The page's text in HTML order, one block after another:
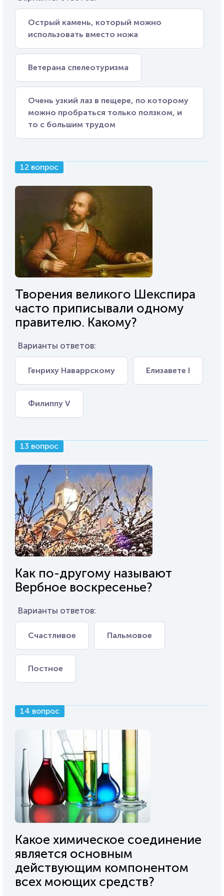
Острый камень, который можно
использовать вместо ножа
Ветерана спелеотуризма
Очень узкий лаз в пещере, по которому
можно пробраться только ползком, и
то с большим трудом
12 вопрос
Творения великого Шекспира
часто приписывали одному
правителю. Какому?
Варианты ответов:
Генриху Наваррскому Елизавете I
Филиппу V
13 вопрос
Как по-другому называют
Вербное воскресенье?
Варианты ответов:
Счастливое Пальмовое
Постное
14 вопрос
Какое химическое соединение
является основным
действующим компонентом
всех моющих средств?